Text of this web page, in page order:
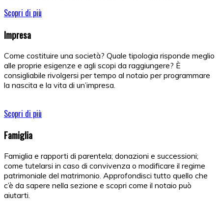
Scopri di più
Impresa
Come costituire una società? Quale tipologia risponde meglio
alle proprie esigenze e agli scopi da raggiungere? È
consigliabile rivolgersi per tempo al notaio per programmare
la nascita e la vita di un’impresa.
Scopri di più
Famiglia
Famiglia e rapporti di parentela; donazioni e successioni;
come tutelarsi in caso di convivenza o modificare il regime
patrimoniale del matrimonio. Approfondisci tutto quello che
c’è da sapere nella sezione e scopri come il notaio può
aiutarti.